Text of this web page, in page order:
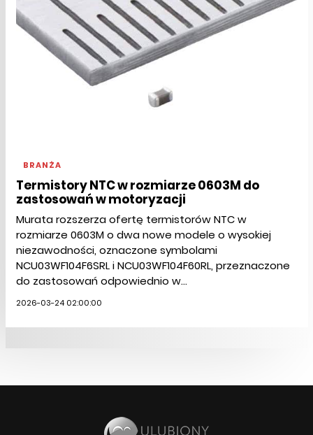
BRANŻA
Termistory NTC w rozmiarze 0603M do
zastosowań w motoryzacji
Murata rozszerza ofertę termistorów NTC w
rozmiarze 0603M o dwa nowe modele o wysokiej
niezawodności, oznaczone symbolami
NCU03WF104F6SRL i NCU03WF104F60RL, przeznaczone
do zastosowań odpowiednio w...
2026-03-24 02:00:00